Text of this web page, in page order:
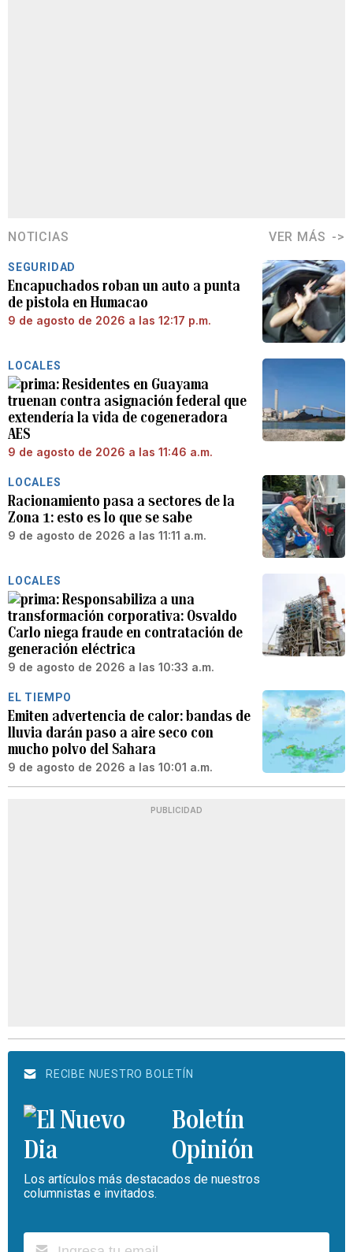
NOTICIAS VER MÁS
SEGURIDAD
Encapuchados roban un auto a punta
de pistola en Humacao
9 de agosto de 2026 a las 12:17 p.m.
LOCALES
Residentes en Guayama
truenan contra asignación federal que
extendería la vida de cogeneradora
AES
9 de agosto de 2026 a las 11:46 a.m.
LOCALES
Racionamiento pasa a sectores de la
Zona 1: esto es lo que se sabe
9 de agosto de 2026 a las 11:11 a.m.
LOCALES
Responsabiliza a una
transformación corporativa: Osvaldo
Carlo niega fraude en contratación de
generación eléctrica
9 de agosto de 2026 a las 10:33 a.m.
EL TIEMPO
Emiten advertencia de calor: bandas de
lluvia darán paso a aire seco con
mucho polvo del Sahara
9 de agosto de 2026 a las 10:01 a.m.
PUBLICIDAD
RECIBE NUESTRO BOLETÍN
Boletín
Opinión
Los artículos más destacados de nuestros
columnistas e invitados.